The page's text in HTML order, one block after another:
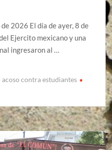
2026 El día de ayer, 8 de
Ejercito mexicano y una
ingresaron al …
acoso contra estudiantes